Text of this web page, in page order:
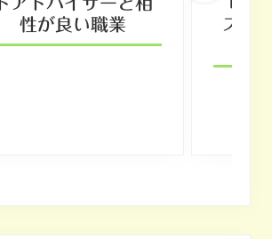
性が良い職業
ス食